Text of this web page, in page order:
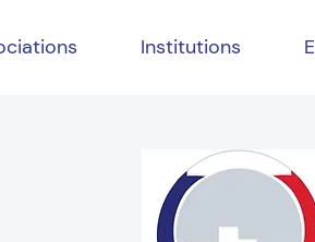
Institutions